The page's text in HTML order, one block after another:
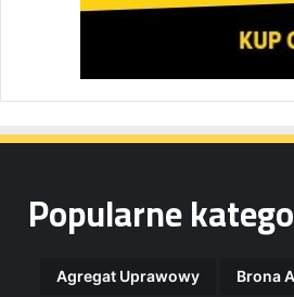
Popularne
Agregat Uprawowy Brona